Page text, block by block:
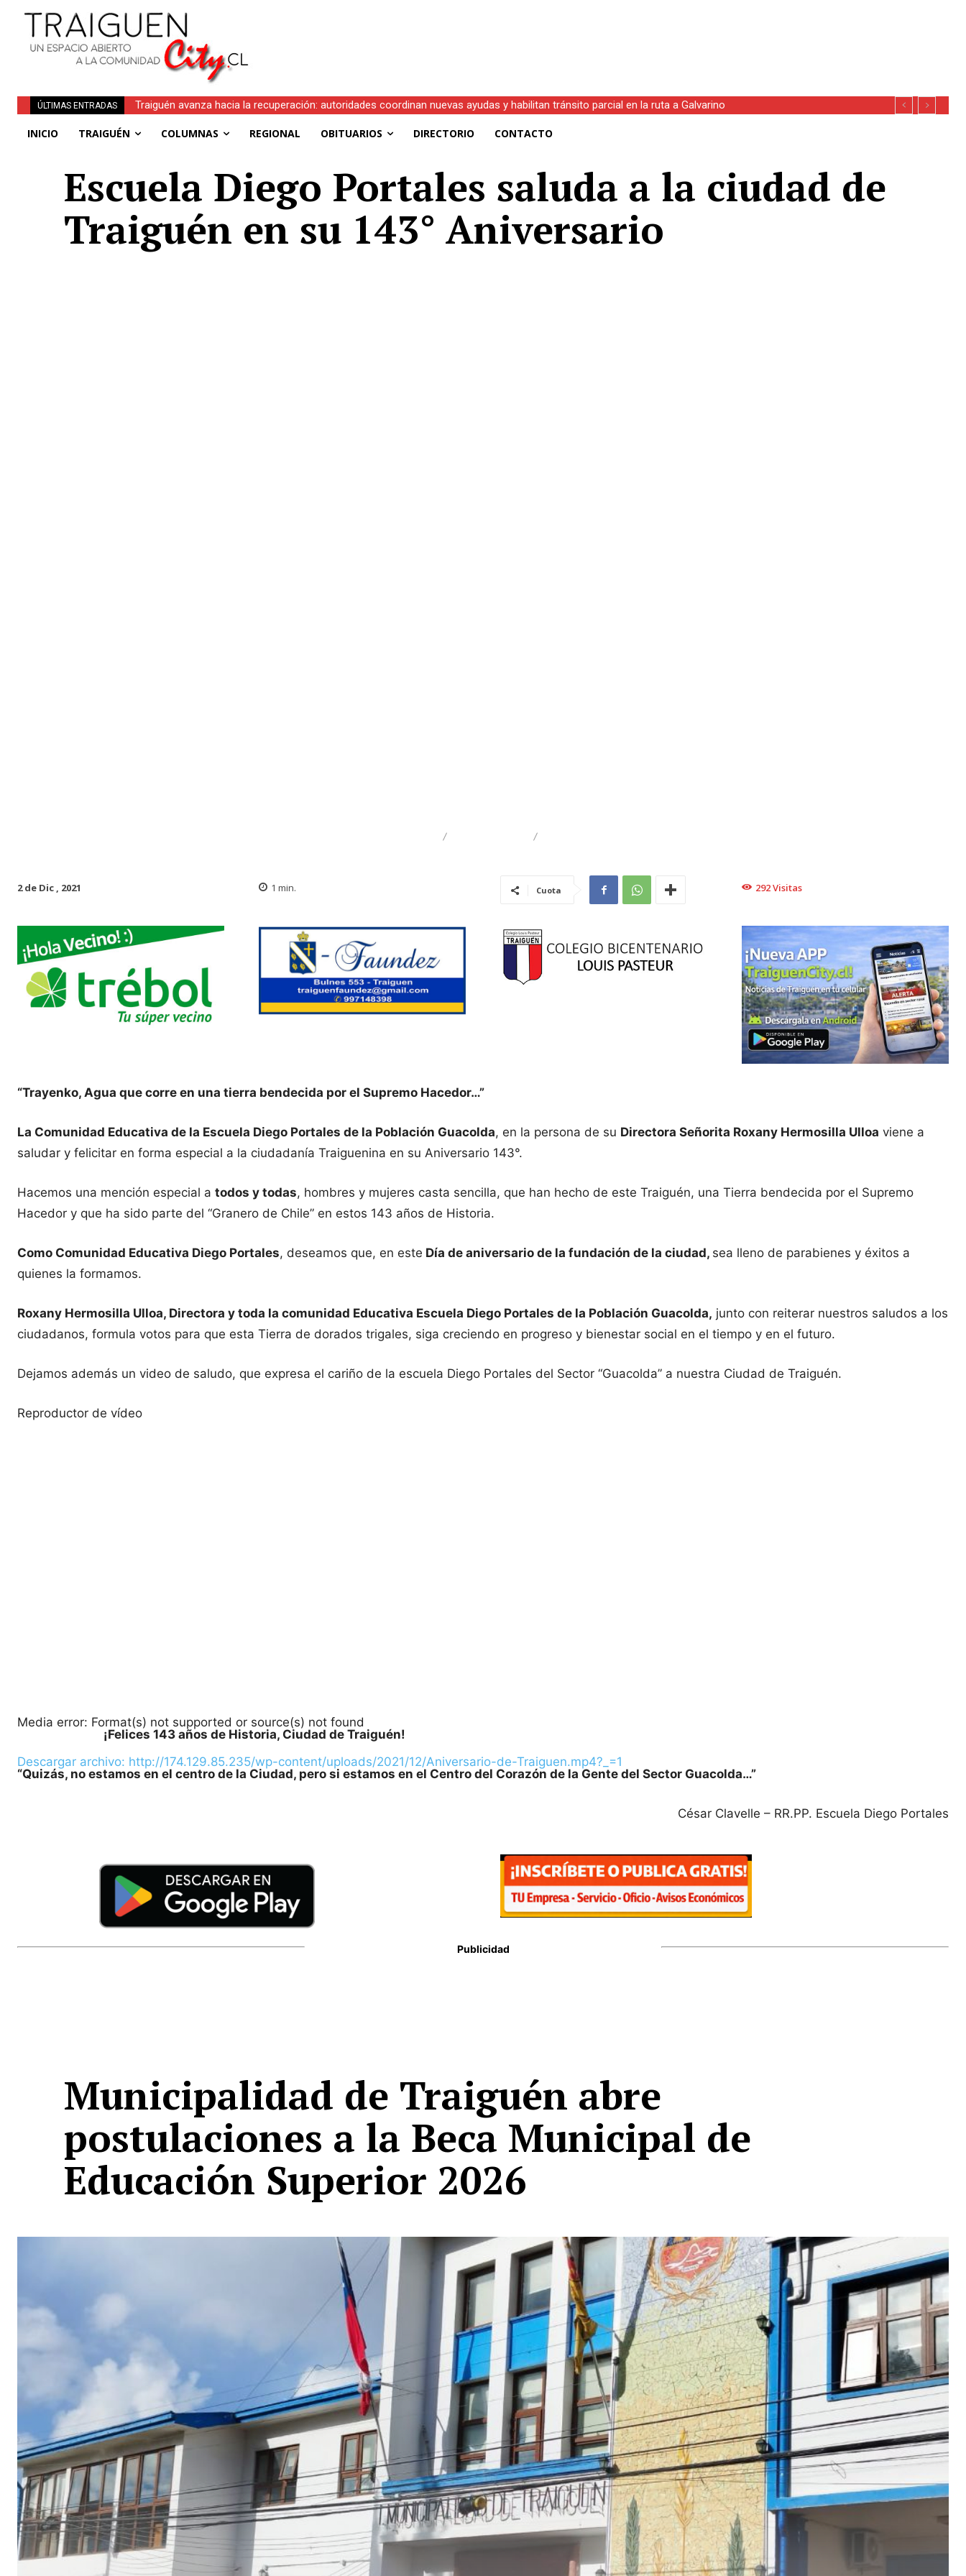
ÚLTIMAS ENTRADAS Municipalidad de Traiguén abre postulaciones a la Beca Municipal de Educación Superior 2026
Traiguén avanza hacia la recuperación: autoridades coordinan nuevas ayudas y habilitan tránsito parcial en la ruta a Galvarino
INICIO TRAIGUÉN COLUMNAS REGIONAL OBITUARIOS DIRECTORIO CONTACTO
Escuela Diego Portales saluda a la ciudad de
Traiguén en su 143° Aniversario
2 de Dic , 2021 1 min. Cuota 292Visitas
“Trayenko, Agua que corre en una tierra bendecida por el Supremo Hacedor…”
La Comunidad Educativa de la Escuela Diego Portales de la Población Guacolda, en la persona de su Directora Señorita Roxany Hermosilla Ulloa viene a
saludar y felicitar en forma especial a la ciudadanía Traiguenina en su Aniversario 143°.
Hacemos una mención especial a todos y todas, hombres y mujeres casta sencilla, que han hecho de este Traiguén, una Tierra bendecida por el Supremo
Hacedor y que ha sido parte del “Granero de Chile” en estos 143 años de Historia.
Como Comunidad Educativa Diego Portales, deseamos que, en este Día de aniversario de la fundación de la ciudad, sea lleno de parabienes y éxitos a
quienes la formamos.
Roxany Hermosilla Ulloa, Directora y toda la comunidad Educativa Escuela Diego Portales de la Población Guacolda, junto con reiterar nuestros saludos a los
ciudadanos, formula votos para que esta Tierra de dorados trigales, siga creciendo en progreso y bienestar social en el tiempo y en el futuro.
Dejamos además un video de saludo, que expresa el cariño de la escuela Diego Portales del Sector “Guacolda” a nuestra Ciudad de Traiguén.
Reproductor de vídeo
Media error: Format(s) not supported or source(s) not found
Descargar archivo: http://174.129.85.235/wp-content/uploads/2021/12/Aniversario-de-Traiguen.mp4?_=1
Utiliza las teclas de flecha arriba/abajo para aumentar o disminuir el volumen.
¡Felices 143 años de Historia, Ciudad de Traiguén!
“Quizás, no estamos en el centro de la Ciudad, pero si estamos en el Centro del Corazón de la Gente del Sector Guacolda…”
César Clavelle – RR.PP. Escuela Diego Portales
Publicidad